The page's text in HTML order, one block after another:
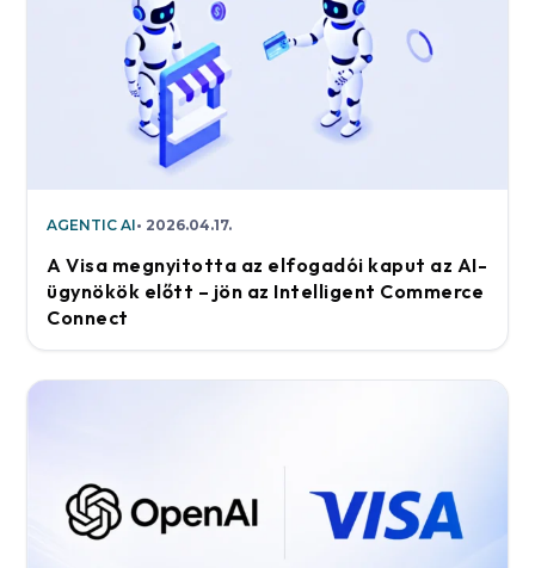
AGENTIC AI 2026.04.17.
A Visa megnyitotta az elfogadói kaput az AI-
ügynökök előtt – jön az Intelligent Commerce
Connect